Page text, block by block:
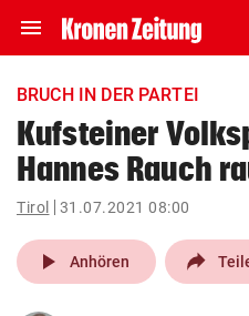
menu Navigation
ein-/ausklappen
account_circle Anmelden
pin_drop
Wien
BRUCH IN DER PARTEI
Kufsteiner
Hannes Rauch
Tirol 31.07.2021 08:00
play_arrow Anhören